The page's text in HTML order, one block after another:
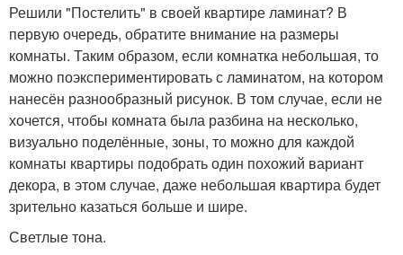
Решили "Постелить" в своей квартире ламинат? В
первую очередь, обратите внимание на размеры
комнаты. Таким образом, если комнатка небольшая, то
можно поэкспериментировать с ламинатом, на котором
нанесён разнообразный рисунок. В том случае, если не
хочется, чтобы комната была разбина на несколько,
визуально поделённые, зоны, то можно для каждой
комнаты квартиры подобрать один похожий вариант
декора, в этом случае, даже небольшая квартира будет
зрительно казаться больше и шире.
Светлые тона.